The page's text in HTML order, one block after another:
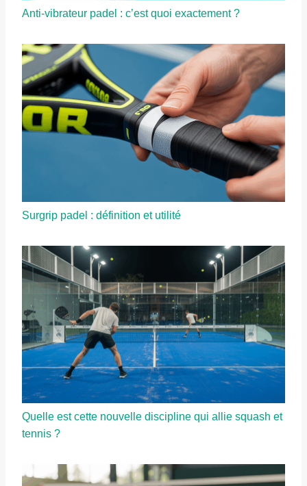
Anti-vibrateur padel : c’est quoi exactement ?
Surgrip padel : définition et utilité
Quelle est cette nouvelle discipline qui allie squash et
tennis ?